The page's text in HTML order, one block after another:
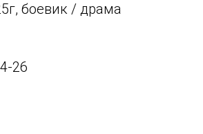
боевик / драма
26